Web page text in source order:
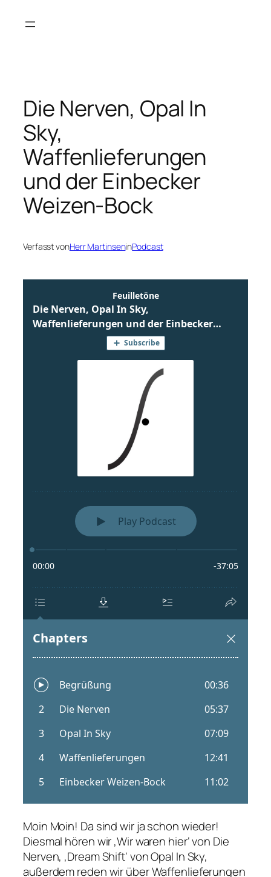
Inhalt
Die Nerven, Opal In
Sky,
Waffenlieferungen
und der Einbecker
Weizen-Bock
Verfasst vonHerr MartinseninPodcast
Moin Moin! Da sind wir ja schon wieder!
Diesmal hören wir ‚Wir waren hier‘ von Die
Nerven, ‚Dream Shift‘ von Opal In Sky,
außerdem reden wir über Waffenlieferungen